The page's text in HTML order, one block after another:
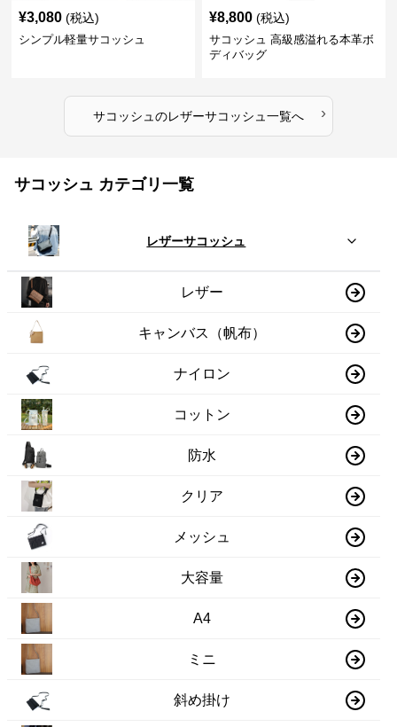
¥3,080 (税込)
シンプル軽量サコッシュ
¥8,800 (税込)
サコッシュ 高級感溢れる本革ボ
ディバッグ
サコッシュ のレザーサコッシュ 一覧へ ›
サコッシュ カテゴリ一覧
レザーサコッシュ
レザー
キャンバス（帆布）
ナイロン
コットン
防水
クリア
メッシュ
大容量
A4
ミニ
斜め掛け